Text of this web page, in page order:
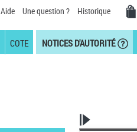
Aide Une question ? Historique
COTE NOTICES D'AUTORITÉ